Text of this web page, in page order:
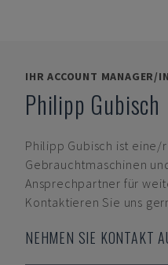
IHR ACCOUNT MANAGER/
Philipp Gubisch
Philipp Gubisch ist eine/
Gebrauchtmaschinen
Ansprechpartner für
Kontaktieren Sie uns
NEHMEN SIE KONTAKT